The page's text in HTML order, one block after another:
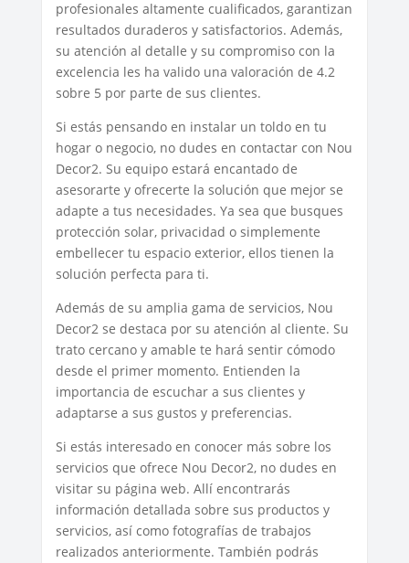
profesionales altamente cualificados, garantizan
resultados duraderos y satisfactorios. Además,
su atención al detalle y su compromiso con la
excelencia les ha valido una valoración de 4.2
sobre 5 por parte de sus clientes.
Si estás pensando en instalar un toldo en tu
hogar o negocio, no dudes en contactar con Nou
Decor2. Su equipo estará encantado de
asesorarte y ofrecerte la solución que mejor se
adapte a tus necesidades. Ya sea que busques
protección solar, privacidad o simplemente
embellecer tu espacio exterior, ellos tienen la
solución perfecta para ti.
Además de su amplia gama de servicios, Nou
Decor2 se destaca por su atención al cliente. Su
trato cercano y amable te hará sentir cómodo
desde el primer momento. Entienden la
importancia de escuchar a sus clientes y
adaptarse a sus gustos y preferencias.
Si estás interesado en conocer más sobre los
servicios que ofrece Nou Decor2, no dudes en
visitar su página web. Allí encontrarás
información detallada sobre sus productos y
servicios, así como fotografías de trabajos
realizados anteriormente. También podrás